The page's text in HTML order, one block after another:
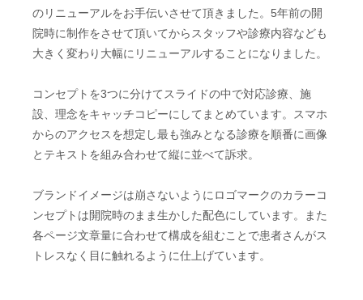
のリニューアルをお手伝いさせて頂きました。5年前の開
院時に制作をさせて頂いてからスタッフや診療内容なども
大きく変わり大幅にリニューアルすることになりました。
コンセプトを3つに分けてスライドの中で対応診療、施
設、理念をキャッチコピーにしてまとめています。スマホ
からのアクセスを想定し最も強みとなる診療を順番に画像
とテキストを組み合わせて縦に並べて訴求。
ブランドイメージは崩さないようにロゴマークのカラーコ
ンセプトは開院時のまま生かした配色にしています。また
各ページ文章量に合わせて構成を組むことで患者さんがス
トレスなく目に触れるように仕上げています。